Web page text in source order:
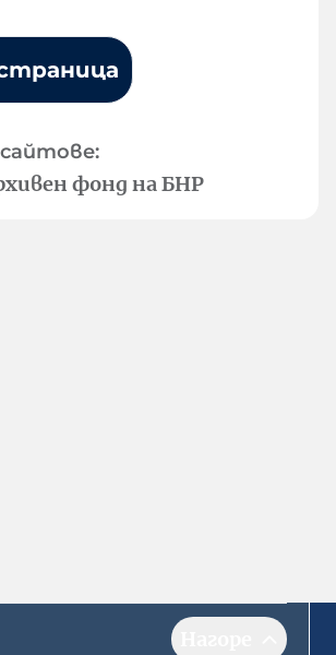
фонд на БНР